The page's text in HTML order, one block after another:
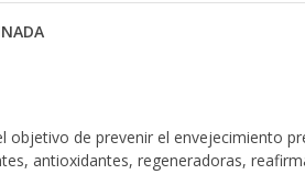
objetivo de prevenir el envejecimiento
antioxidantes, regeneradoras,